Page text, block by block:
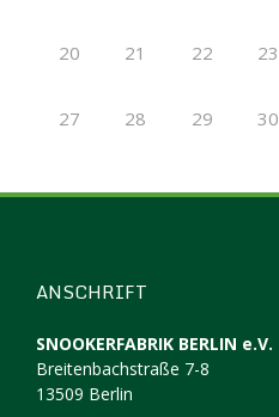
20 21 22 23
27 28 29 30
ANSCHRIFT
SNOOKERFABRIK BERLIN e.V.
Breitenbachstraße 7-8
13509 Berlin